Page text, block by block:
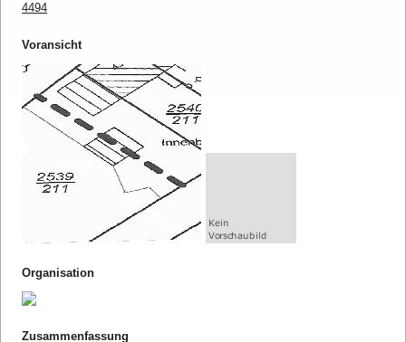
4494
Voransicht
Organisation
Zusammenfassung